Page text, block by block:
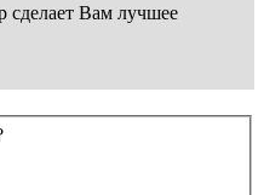
сделает Вам лучшее